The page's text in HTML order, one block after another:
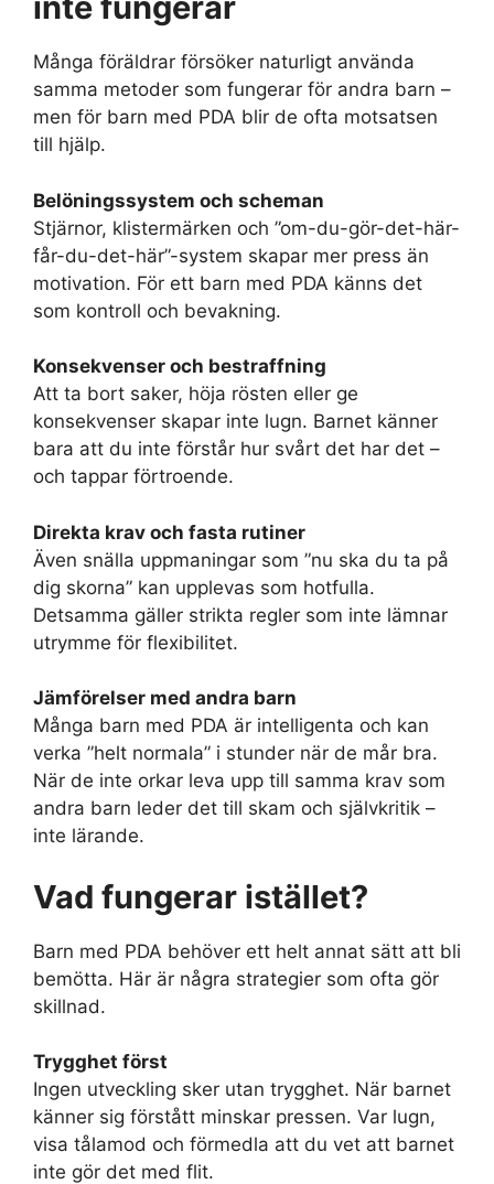
Många föräldrar försöker naturligt använda
samma metoder som fungerar för andra barn –
men för barn med PDA blir de ofta motsatsen
till hjälp.
Belöningssystem och scheman
Stjärnor, klistermärken och ”om-du-gör-det-här-
får-du-det-här”-system skapar mer press än
motivation. För ett barn med PDA känns det
som kontroll och bevakning.
Konsekvenser och bestraffning
Att ta bort saker, höja rösten eller ge
konsekvenser skapar inte lugn. Barnet känner
bara att du inte förstår hur svårt det har det –
och tappar förtroende.
Direkta krav och fasta rutiner
Även snälla uppmaningar som ”nu ska du ta på
dig skorna” kan upplevas som hotfulla.
Detsamma gäller strikta regler som inte lämnar
utrymme för flexibilitet.
Jämförelser med andra barn
Många barn med PDA är intelligenta och kan
verka ”helt normala” i stunder när de mår bra.
När de inte orkar leva upp till samma krav som
andra barn leder det till skam och självkritik –
inte lärande.
Vad fungerar istället?
Barn med PDA behöver ett helt annat sätt att bli
bemötta. Här är några strategier som ofta gör
skillnad.
Trygghet först
Ingen utveckling sker utan trygghet. När barnet
känner sig förstått minskar pressen. Var lugn,
visa tålamod och förmedla att du vet att barnet
inte gör det med flit.